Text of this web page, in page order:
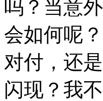
吗？当意
会如何呢
对付，还
闪现？我